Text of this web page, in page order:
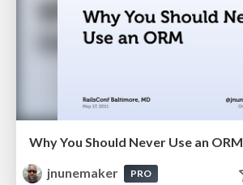
Why You Should Never Use an ORM
jnunemaker
PRO